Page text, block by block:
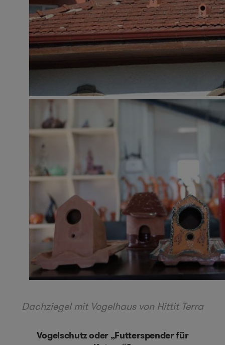
Dachziegel mit Vogelhaus von Hittit Terra
Vogelschutz oder „Futterspender für